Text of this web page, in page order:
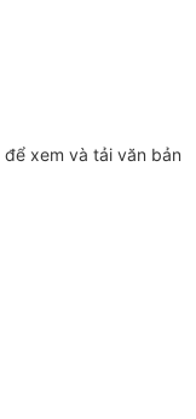
để xem và tải văn bản